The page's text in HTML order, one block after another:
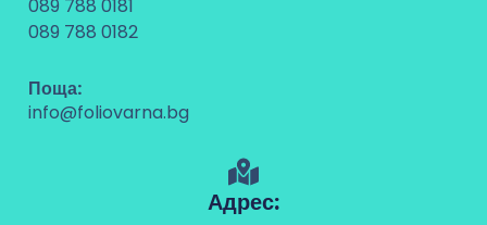
089 788 0181
089 788 0182
Поща:
info@foliovarna.bg
Адрес: